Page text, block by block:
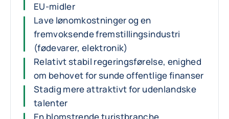
EU-midler
Lave lønomkostninger og en
fremvoksende fremstillingsindustri
(fødevarer, elektronik)
Relativt stabil regeringsførelse, enighed
om behovet for sunde offentlige finanser
Stadig mere attraktivt for udenlandske
talenter